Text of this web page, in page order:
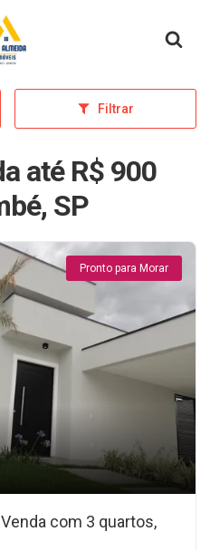
inicial
Filtrar
até R$ 900
SP
Pronto para Morar
com 3 quartos,